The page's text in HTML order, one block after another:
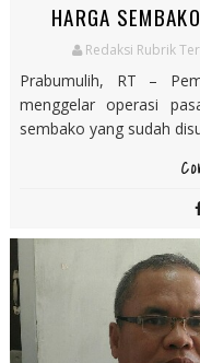
HARGA
Redaksi Rubrik
Prabumulih, RT –
menggelar operasi
sembako yang sudah